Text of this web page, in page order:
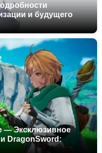
и будущего
— Эксклюзивное
DragonSword: